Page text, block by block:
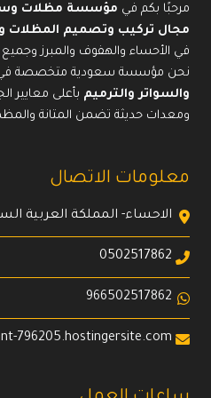
مرحبًا بكم في مؤسسة مظلات
مجال تركيب وتصميم المظلات
في الأحساء والهفوف والمبرز
نحن مؤسسة سعودية متخصصة
والسواتر والترميم بأعلى معايير
ومعدات حديثة تضمن المتانة
معلومات الاتصال
الاحساء- المملكة العربية
0502517862
966502517862
796205.hostingersite.com